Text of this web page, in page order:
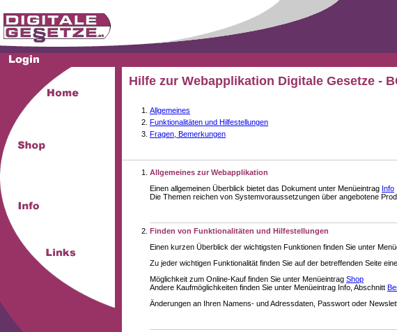
Hilfe zur Webapplikation Digitale Gesetze -
Allgemeines
Funktionalitäten und Hilfestellungen
Fragen, Bemerkungen
Allgemeines zur Webapplikation
Einen allgemeinen Überblick bietet das Dokument unter Menüeintrag Info
Die Themen reichen von Systemvoraussetzungen über angebotene
Finden von Funktionalitäten und Hilfestellungen
Einen kurzen Überblick der wichtigsten Funktionen finden Sie unter
Zu jeder wichtigen Funktionalität finden Sie auf der betreffenden Seite
Möglichkeit zum Online-Kauf finden Sie unter Menüeintrag Shop
Andere Kaufmöglichkeiten finden Sie unter Menüeintrag Info, Abschnitt
Änderungen an Ihren Namens- und Adressdaten, Passwort oder